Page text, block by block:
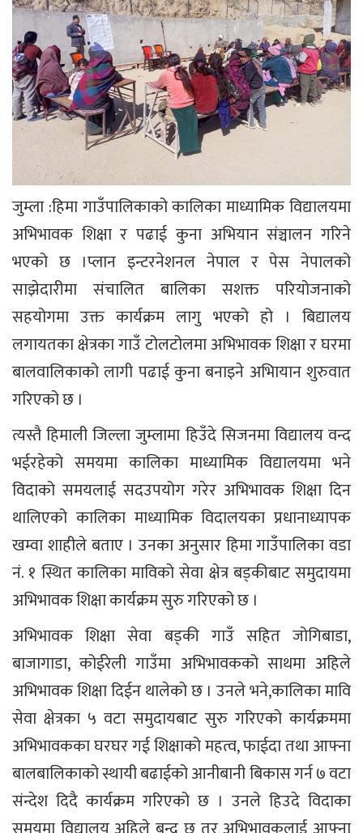
जुम्ला :हिमा गाउँपालिकाको कालिका माध्यामिक विद्यालयमा
अभिभावक शिक्षा र पढाई कुना अभियान संञ्चालन गरिने
भएको छ ।प्लान इन्टरनेशनल नेपाल र पेस नेपालको
साझेदारीमा संचालित बालिका सशक्त परियोजनाको
सहयोगमा उक्त कार्यक्रम लागु भएको हो । बिद्यालय
लगायतका क्षेत्रका गाउँ टोलटोलमा अभिभावक शिक्षा र घरमा
बालवालिकाको लागी पढाई कुना बनाइने अभिायान शुरुवात
गरिएको छ ।
त्यस्तै हिमाली जिल्ला जुम्लामा हिउँदे सिजनमा विद्यालय वन्द
भईरहेको समयमा कालिका माध्यामिक विद्यालयमा भने
विदाको समयलाई सदउपयोग गरेर अभिभावक शिक्षा दिन
थालिएको कालिका माध्यामिक विदालयका प्रधानाध्यापक
खम्वा शाहीले बताए । उनका अनुसार हिमा गाउँपालिका वडा
नं. १ स्थित कालिका माविको सेवा क्षेत्र बड्कीबाट समुदायमा
अभिभावक शिक्षा कार्यक्रम सुरु गरिएको छ ।
अभिभावक शिक्षा सेवा बड्की गाउँ सहित जोगिबाडा,
बाजागाडा, कोईरेली गाउँमा अभिभावकको साथमा अहिले
अभिभावक शिक्षा दिईन थालेको छ । उनले भने,कालिका मावि
सेवा क्षेत्रका ५ वटा समुदायबाट सुरु गरिएको कार्यक्रममा
अभिभावकका घरघर गई शिक्षाको महत्व, फाईदा तथा आफ्ना
बालबालिकाको स्थायी बढाईको आनीबानी बिकास गर्न ७ वटा
संन्देश दिदै कार्यक्रम गरिएको छ । उनले हिउदे विदाका